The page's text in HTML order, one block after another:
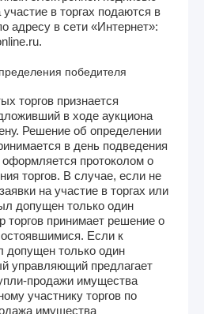
в торгах подаются в
адресу в сети «Интернет»:
победителя
торгов признается
в ходе аукциона
Решение об определении
в день подведения
оформляется протоколом о
торгов. В случае, если не
на участие в торгах или
допущен только один
торгов принимает решение о
Если к
допущен только один
управляющий предлагает
продажи имущества
участнику торгов по
имущества